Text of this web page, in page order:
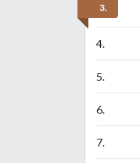
3.
4.
5.
6.
7.